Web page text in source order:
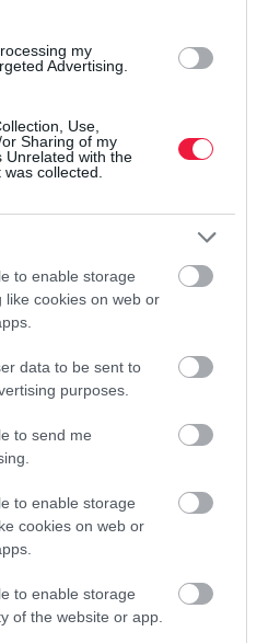
my
Advertising.
Use,
Sharing of my
Unrelated with the
collected.
to enable storage
like cookies on web or
data to be sent to
purposes.
to send me
to enable storage
cookies on web or
to enable storage
of the website or app.
az algoritmusok nem tudnak